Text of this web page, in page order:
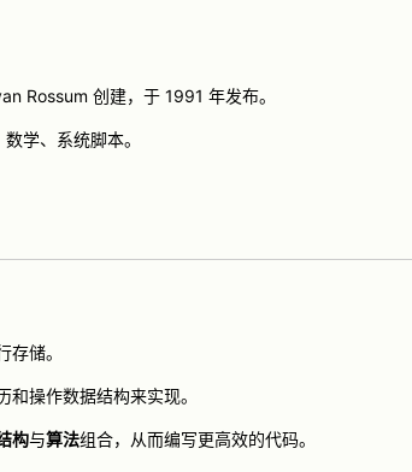
Rossum 创建，于 1991 年发布。
学、系统脚本。
储。
操作数据结构来实现。
构与算法组合，从而编写更高效的代码。